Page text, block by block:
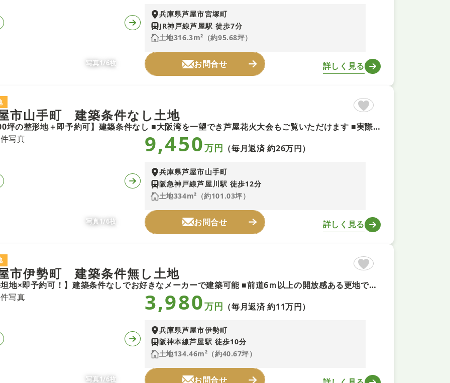
写真1/6枚
兵庫県芦屋市宮塚町
JR神戸線芦屋駅 徒歩7分
土地316.3m²（約95.68坪）
お問合せ 詳しく見る
市山手町 建築条件なし土地
【100坪の整形地＋即予約可】建築条件なし ■大阪湾を一望でき芦屋花火大会もご覧いただけます ■実際の建築イメージを膨らませやすい参考プラン図も用意 ■開放感があり落ち着いた静かな住環境が魅力です
写真1/6枚
9,450万円 （毎月返済 約26万円）
兵庫県芦屋市山手町
阪急神戸線芦屋川駅 徒歩12分
土地334m²（約101.03坪）
お問合せ 詳しく見る
市伊勢町 建築条件無し土地
【平坦地×即予約可！】建築条件なしでお好きなメーカーで建築可能 ■前道6ｍ以上の開放感ある更地です ■スーパー「ライフ」まで徒歩約5分、利便性の高い立地環境 ■第一種中高層住居専用地域内の落ち着いた街並みが魅力
写真1/6枚
3,980万円 （毎月返済 約11万円）
兵庫県芦屋市伊勢町
阪神本線芦屋駅 徒歩10分
土地134.46m²（約40.67坪）
お問合せ